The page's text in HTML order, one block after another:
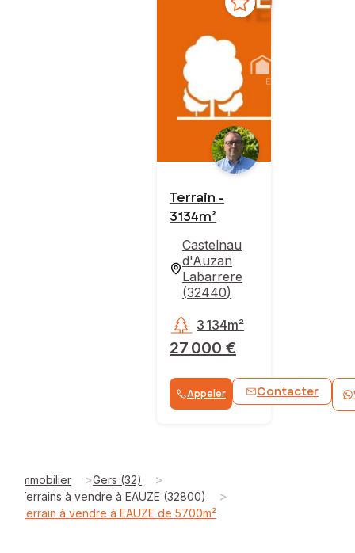
Terrain -
3 134m²
Castelnau
d'Auzan
Labarrere
(32440)
27 000 €
3 134m²
Appeler Contacter
Immobilier >Gers (32) >
Terrains à vendre à EAUZE (32800) >
Terrain à vendre à EAUZE de 5700m²